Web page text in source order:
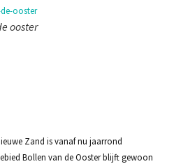
ooster
Zand is vanaf nu jaarrond
Bollen van de Ooster blijft gewoon